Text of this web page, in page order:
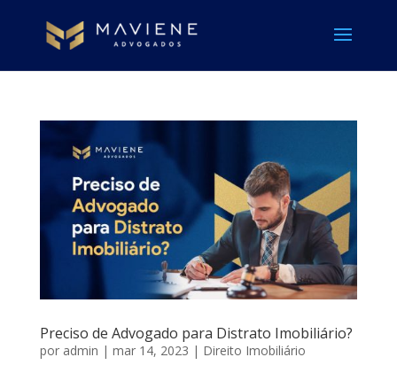
Preciso de Advogado para Distrato Imobiliário?
por admin | mar 14, 2023 | Direito Imobiliário